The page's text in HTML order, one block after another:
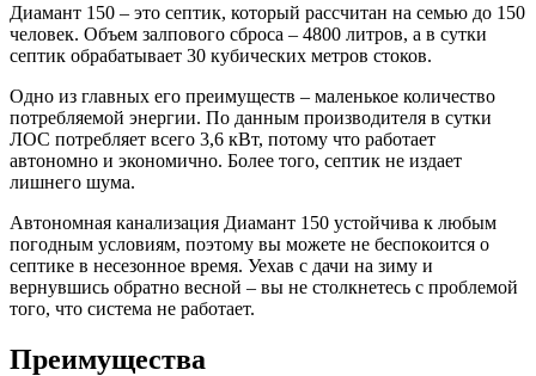
Диамант 150 – это септик, который рассчитан на семью до 150
человек. Объем залпового сброса – 4800 литров, а в сутки
септик обрабатывает 30 кубических метров стоков.
Одно из главных его преимуществ – маленькое количество
потребляемой энергии. По данным производителя в сутки
ЛОС потребляет всего 3,6 кВт, потому что работает
автономно и экономично. Более того, септик не издает
лишнего шума.
Автономная канализация Диамант 150 устойчива к любым
погодным условиям, поэтому вы можете не беспокоится о
септике в несезонное время. Уехав с дачи на зиму и
вернувшись обратно весной – вы не столкнетесь с проблемой
того, что система не работает.
Преимущества